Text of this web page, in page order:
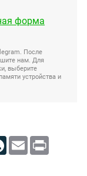
форма
После
нам. Для
выберите
устройства и
LiveJournal
Email Print